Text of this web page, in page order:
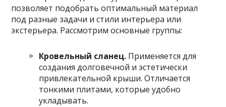
позволяет подобрать оптимальный материал
под разные задачи и стили интерьера или
экстерьера. Рассмотрим основные группы:
Кровельный сланец. Применяется для
создания долговечной и эстетически
привлекательной крыши. Отличается
тонкими плитами, которые удобно
укладывать.